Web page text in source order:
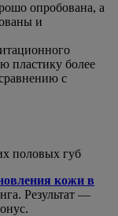
опробована, а
и
пластику более
с
половых губ
кожи в
Результат —